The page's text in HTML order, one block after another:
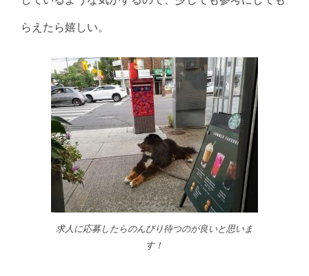
らえたら嬉しい。
求人に応募したらのんびり待つのが良いと思いま
す！